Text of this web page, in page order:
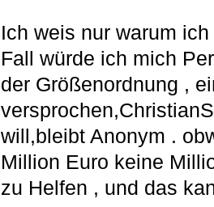
Ich weis nur warum
Fall würde ich mich
der Größenordnung ,
will,bleibt Anonym .
Million Euro keine
zu Helfen , und das